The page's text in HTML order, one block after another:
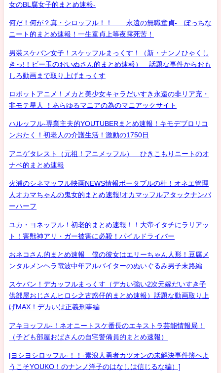
女のBL腐女子的まとめ速報-
何だ！何が？真・シロッフル！！ 永遠の無職童貞- ぼっちな
ニート的まとめ速報！一生童貞上等夜露死苦！
男装スケバン女子！スケッフルまっくす！（新・ナンノひゃくし
きっ!！ビー玉のおいぬさん的まとめ速報） 話題な事件からおも
しろ動画まで取り上げまっくす
ロボットアニメ！メカと美少女キャラだいすき永遠の非リア充・
非モテ星人 ！あらゆるマニアの為のマニアックサイト
ハルッフル-専業主夫的YOUTUBERまとめ速報！キモデブロリコ
ンおたく！初老人の介護生活！激動の1750日
アニゲタレスト（元祖！アニメッフル） ひきこもりニートのオ
ナベ的まとめ速報
火浦のシネマッフル映画NEWS情報ポータブルの杜！オネエ管理
人オカマちゃんの鬼女的まとめ速報!オカマッフルアタックナンバ
ーハーフ
ユカ・ヨネッフル！初老的まとめ速報！！大帝イタチにラリアッ
ト！害獣神アリ・ガー被害に必殺！パイルドライバー
おネコさん的まとめ速報 僕の彼女はエリーちゃん人形！豆腐メ
ンタルメンヘラ電波中年アルバイターのぬいぐるみ男子末路編
スケバン！デカッフルまっくす（デカい強い2次元嫁だいすき子
供部屋おじさんヒロシ之古惑仔的まとめ速報）話題な動画取り上
げMAX！デカいは正義刑事編
アキヨッフル-！ネオニートスケ番長のエキストラ芸能情報局！
（子ども部屋おばさんの自宅警備員的まとめ速報）
[ヨシヨシロッフル-！！-素浪人勇者カツオンの未解決事件簿へよ
うこそYOUKO！のナンノ洋子のはなしは信じるな編）]